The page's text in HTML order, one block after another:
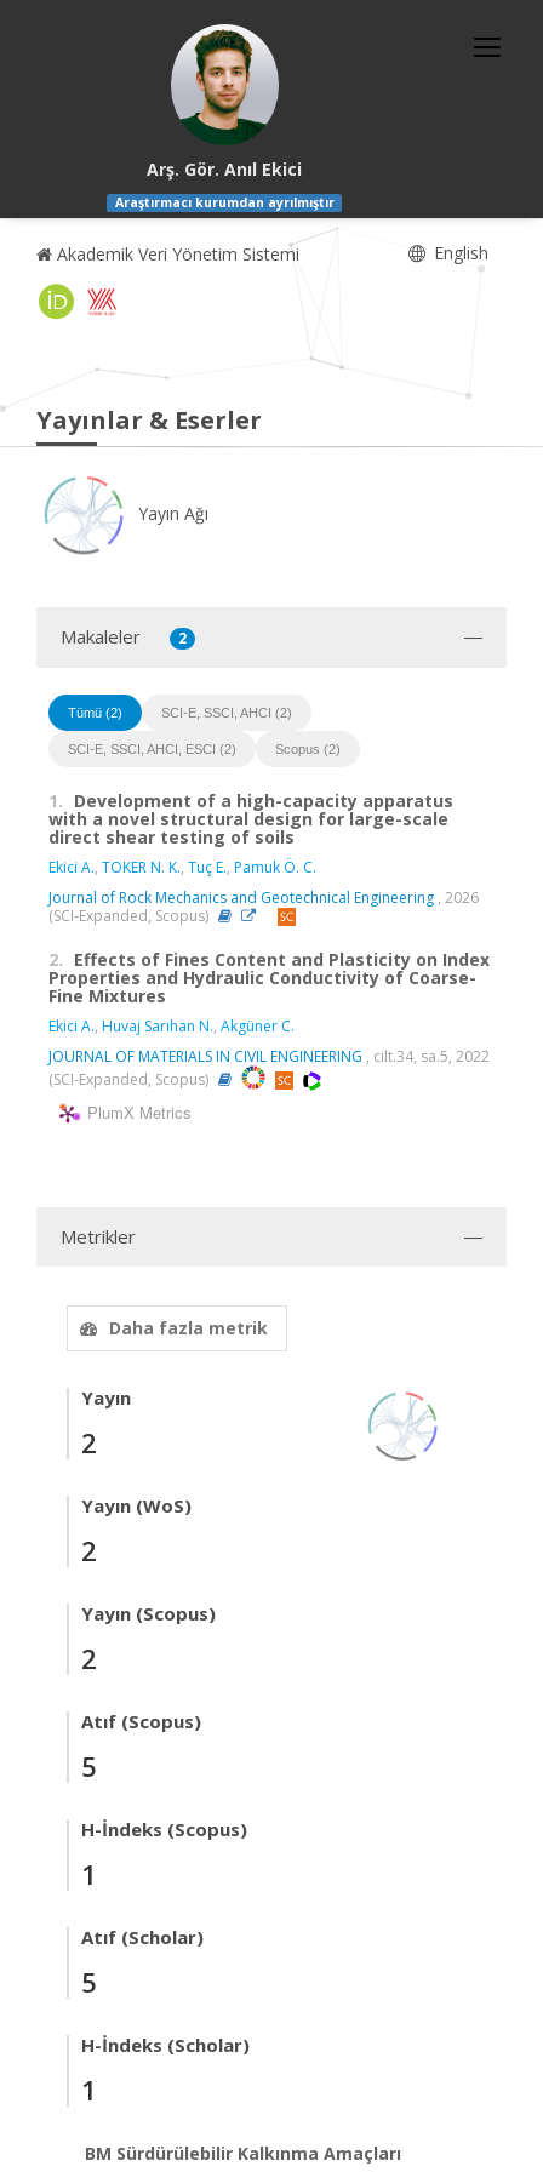
Arş. Gör. Anıl Ekici
Araştırmacı kurumdan ayrılmıştır
Akademik Veri Yönetim Sistemi English
Yayınlar & Eserler
Yayın Ağı
Makaleler 2
Tümü (2) SCI-E, SSCI, AHCI (2)
SCI-E, SSCI, AHCI, ESCI (2) Scopus (2)
1. Development of a high-capacity apparatus
with a novel structural design for large-scale
direct shear testing of soils
Ekici A., TOKER N. K., Tuç E., Pamuk Ö. C.
Journal of Rock Mechanics and Geotechnical Engineering , 2026
(SCI-Expanded, Scopus)
2. Effects of Fines Content and Plasticity on Index
Properties and Hydraulic Conductivity of Coarse-
Fine Mixtures
Ekici A., Huvaj Sarıhan N., Akgüner C.
JOURNAL OF MATERIALS IN CIVIL ENGINEERING , cilt.34, sa.5, 2022
(SCI-Expanded, Scopus)
PlumX Metrics
Metrikler
Daha fazla metrik
Yayın
2
Yayın (WoS)
2
Yayın (Scopus)
2
Atıf (Scopus)
5
H-İndeks (Scopus)
1
Atıf (Scholar)
5
H-İndeks (Scholar)
1
BM Sürdürülebilir Kalkınma Amaçları